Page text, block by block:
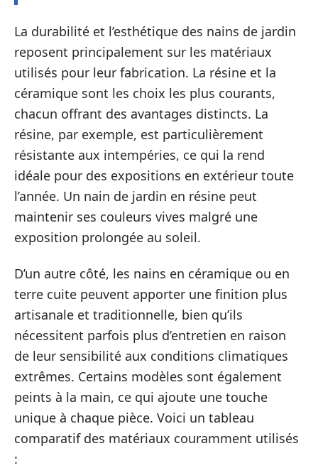
La durabilité et l’esthétique des nains de jardin
reposent principalement sur les matériaux
utilisés pour leur fabrication. La résine et la
céramique sont les choix les plus courants,
chacun offrant des avantages distincts. La
résine, par exemple, est particulièrement
résistante aux intempéries, ce qui la rend
idéale pour des expositions en extérieur toute
l’année. Un nain de jardin en résine peut
maintenir ses couleurs vives malgré une
exposition prolongée au soleil.
D’un autre côté, les nains en céramique ou en
terre cuite peuvent apporter une finition plus
artisanale et traditionnelle, bien qu’ils
nécessitent parfois plus d’entretien en raison
de leur sensibilité aux conditions climatiques
extrêmes. Certains modèles sont également
peints à la main, ce qui ajoute une touche
unique à chaque pièce. Voici un tableau
comparatif des matériaux couramment utilisés
: